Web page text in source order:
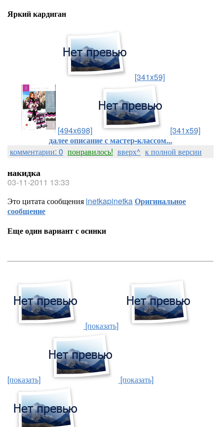
Яркий кардиган
[341x59]
[494x698]
[341x59]
далее описание с мастер-классом...
комментарии: 0 понравилось! вверх^ к полной версии
накидка
03-11-2011 13:33
Это цитата сообщения inetkapinetkaОригинальное
сообщение
Еще один вариант с осинки
[показать]
[показать] [показать]